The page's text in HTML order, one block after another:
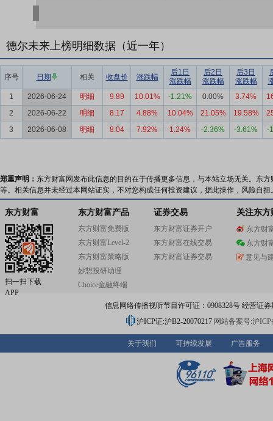
德尔未来上榜明细数据（近一年）
序号 日期 相关 收盘价 涨跌幅
后1日
涨跌幅
后2日
涨跌幅
后3日
涨跌幅
1
2026-06-24 明细 9.89 10.01% -1.21% 0.00% 3.74%
2
2026-06-22 明细 8.17 4.88% 10.04% 21.05% 19.58%
3
2026-06-08 明细 8.04 7.92% 1.24% -2.36% -3.61% -
郑重声明： 东方财富网发布此信息的目的在于传播更多信息，与本站立场无关。东
等。相关信息并未经过本网站证实，不对您构成任何投资建议，据此操作，风险自担